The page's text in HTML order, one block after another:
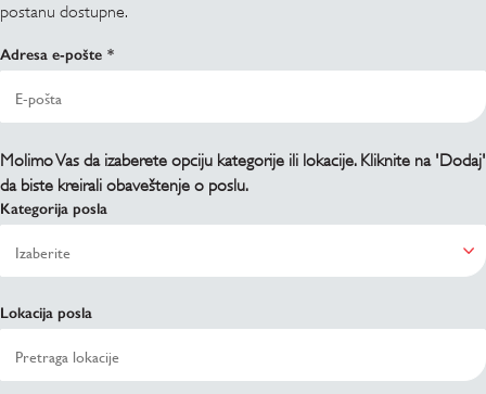
postanu dostupne.
Adresa e-pošte
Molimo Vas da izaberete opciju kategorije ili lokacije. Kliknite na 'Dodaj'
da biste kreirali obaveštenje o poslu.
Kategorija posla
Lokacija posla